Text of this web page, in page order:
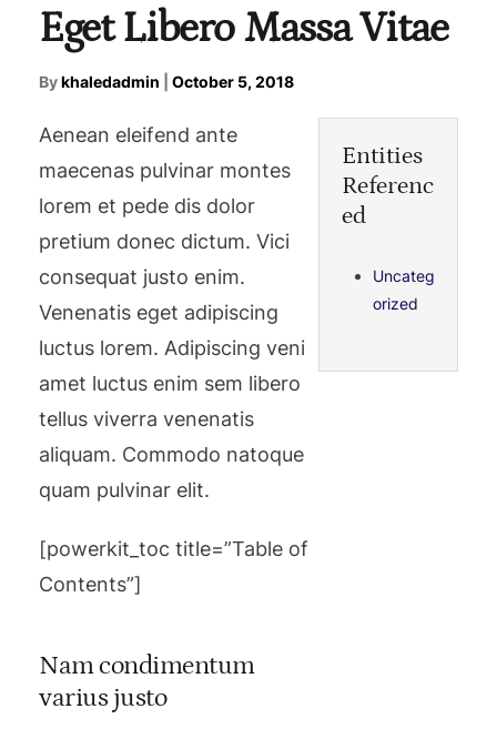
Eget Libero Massa Vitae
Bykhaledadmin October 5, 2018
Aenean eleifend ante
maecenas pulvinar montes
lorem et pede dis dolor
pretium donec dictum. Vici
consequat justo enim.
Venenatis eget adipiscing
luctus lorem. Adipiscing veni
amet luctus enim sem libero
tellus viverra venenatis
aliquam. Commodo natoque
quam pulvinar elit.
[powerkit_toc title=”Table of
Contents”]
Nam condimentum
varius justo
Entities
Referenc
ed
Uncateg
orized